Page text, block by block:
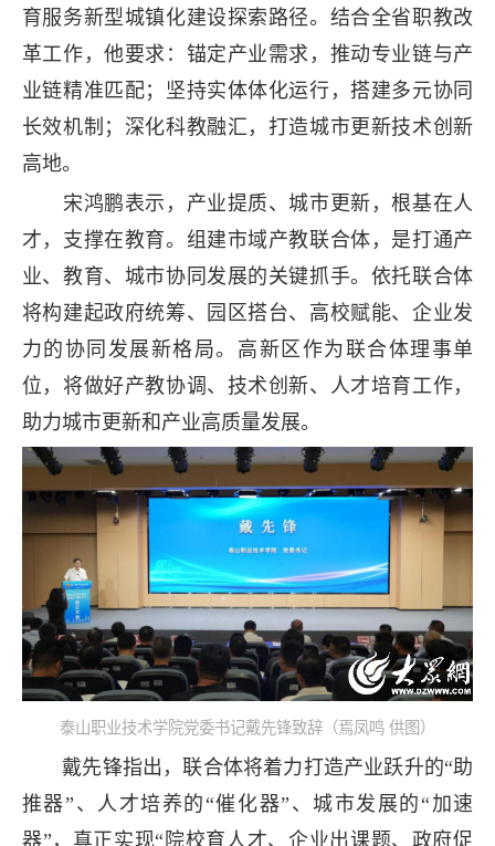
育服务新型城镇化建设探索路径。结合全省职教改
革工作，他要求：锚定产业需求，推动专业链与产
业链精准匹配；坚持实体体化运行，搭建多元协同
长效机制；深化科教融汇，打造城市更新技术创新
高地。
宋鸿鹏表示，产业提质、城市更新，根基在人
才，支撑在教育。组建市域产教联合体，是打通产
业、教育、城市协同发展的关键抓手。依托联合体
将构建起政府统筹、园区搭台、高校赋能、企业发
力的协同发展新格局。高新区作为联合体理事单
位，将做好产教协调、技术创新、人才培育工作，
助力城市更新和产业高质量发展。
泰山职业技术学院党委书记戴先锋致辞（焉凤鸣 供图）
戴先锋指出，联合体将着力打造产业跃升的“助
推器”、人才培养的“催化器”、城市发展的“加速
器”，真正实现“院校育人才、企业出课题、政府促